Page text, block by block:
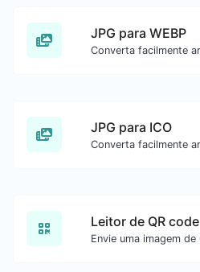
JPG para WEBP
JPG para ICO
Leitor de QR code